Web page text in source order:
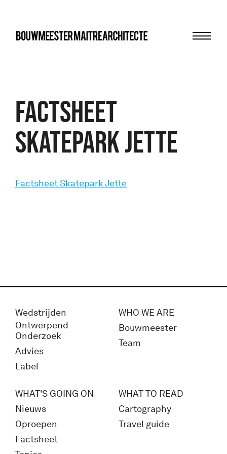
Factsheet
Skatepark Jette
Factsheet Skatepark Jette
Wedstrijden
Ontwerpend
Onderzoek
Advies
Label
WHO WE ARE
Bouwmeester
Team
WHAT'S GOING ON
Nieuws
Oproepen
Factsheet
WHAT TO READ
Cartography
Travel guide